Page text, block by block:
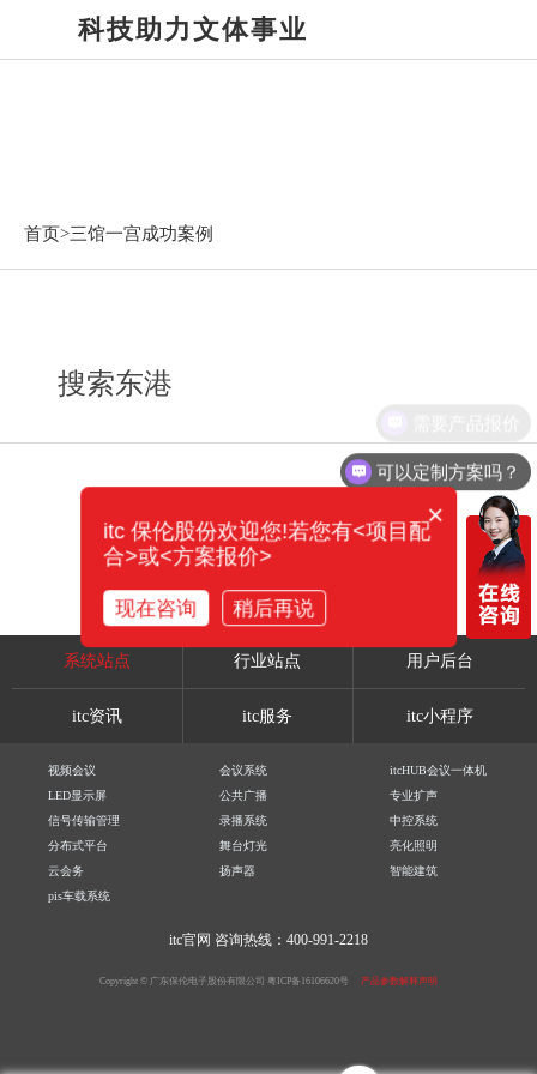
科技助力文体事业
首页>三馆一宫成功案例
搜索东港
系统站点 行业站点 用户后台
itc资讯 itc服务 itc小程序
视频会议 会议系统
itcHUB会议一体机
LED显示屏
公共广播
专业扩声
信号传输管理
录播系统
中控系统
分布式平台
舞台灯光
亮化照明
云会务
扬声器
智能建筑
pis车载系统
itc官网 咨询热线：400-991-2218
Copyright © 广东保伦电子股份有限公司 粤ICP备16106620号 产品参数解释声明
可以定制方案吗？
×
itc 保伦股份欢迎您!若您有<项目配
合>或<方案报价>
现在咨询 稍后再说